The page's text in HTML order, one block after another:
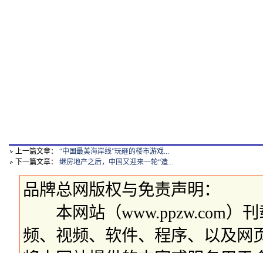
上一篇文章： “中国最美海岸线”玩砸的楼市游戏...
下一篇文章： 继房地产之后，中国又迎来一轮“造...
品牌总网版权与免责声明：
本网站（www.ppzw.com）刊
频、视频、软件、程序、以及网